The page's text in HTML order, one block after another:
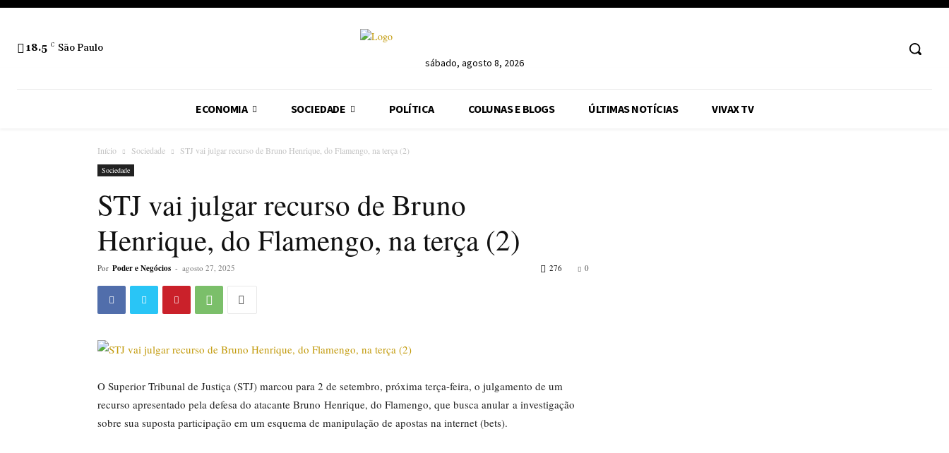
18.5 C São Paulo
sábado, agosto 8, 2026
ECONOMIA SOCIEDADE POLÍTICA COLUNAS E BLOGS ÚLTIMAS NOTÍCIAS VIVAX TV
Início Sociedade STJ vai julgar recurso de Bruno Henrique, do Flamengo, na terça (2)
Sociedade
STJ vai julgar recurso de Bruno
Henrique, do Flamengo, na terça (2)
Por Poder e Negócios - agosto 27, 2025 0
276
O Superior Tribunal de Justiça (STJ) marcou para 2 de setembro, próxima terça-feira, o julgamento de um
recurso apresentado pela defesa do atacante Bruno Henrique, do Flamengo, que busca anular a investigação
sobre sua suposta participação em um esquema de manipulação de apostas na internet (bets).